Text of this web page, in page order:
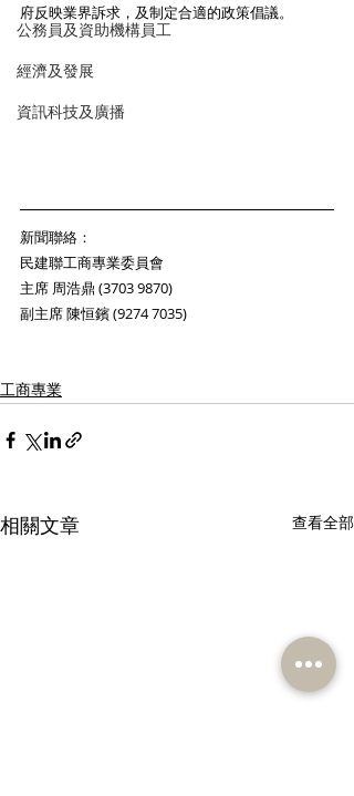
公務員及資助機構員工
經濟及發展
資訊科技及廣播
府反映業界訴求，及制定合適的政策倡議。
新聞聯絡：
民建聯工商專業委員會
主席 周浩鼎 (3703 9870)
副主席 陳恒鑌 (9274 7035)
工商專業
相關文章 查看全部